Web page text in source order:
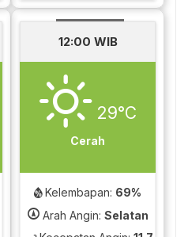
12:00 WIB
29°C
Cerah
Kelembapan: 69%
Arah Angin: Selatan